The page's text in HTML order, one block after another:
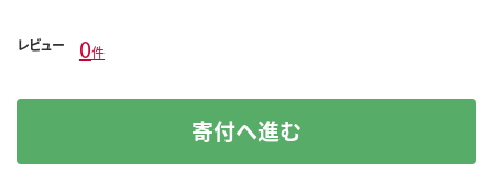
レビュー 0件
寄付へ進む